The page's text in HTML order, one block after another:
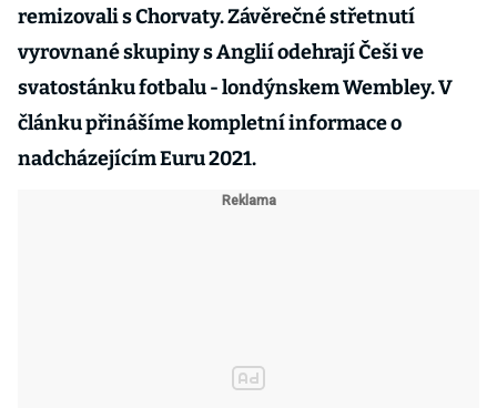
remizovali s Chorvaty. Závěrečné střetnutí
vyrovnané skupiny s Anglií odehrají Češi ve
svatostánku fotbalu - londýnskem Wembley. V
článku přinášíme kompletní informace o
nadcházejícím Euru 2021.